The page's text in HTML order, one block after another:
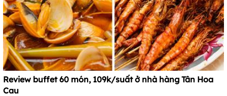
Review buffet 60 món, 109k/suất ở nhà hàng Tân Hoa
Cau